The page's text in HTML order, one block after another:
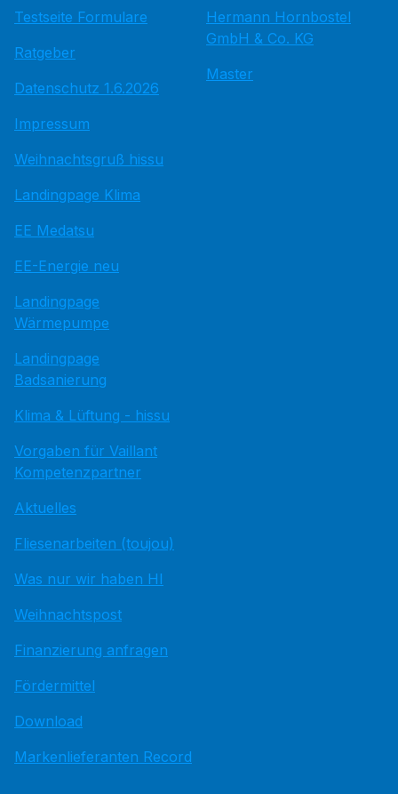
Testseite Formulare
Ratgeber
Datenschutz 1.6.2026
Impressum
Weihnachtsgruß hissu
Landingpage Klima
EE Medatsu
EE-Energie neu
Landingpage
Wärmepumpe
Landingpage
Badsanierung
Klima & Lüftung - hissu
Vorgaben für Vaillant
Kompetenzpartner
Aktuelles
Fliesenarbeiten (toujou)
Was nur wir haben HI
Weihnachtspost
Finanzierung anfragen
Fördermittel
Download
Markenlieferanten Record
Hermann Hornbostel
GmbH & Co. KG
Master